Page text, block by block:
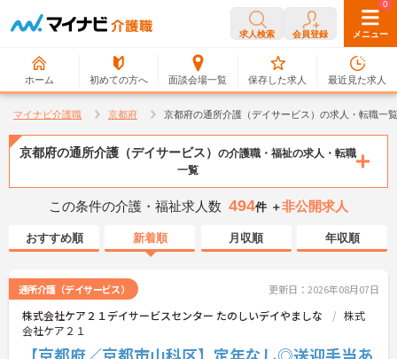
求人検索 会員登録 メニュー
ホーム 初めての方へ 面談会場一覧
0
保存した求人
0
最近見た求人
マイナビ介護職 京都府 京都府の通所介護（デイサービス）の求人・転職一覧
京都府の通所介護（デイサービス） の介護職・福祉の求人・転職
一覧
この条件の介護・福祉求人数 494件 ＋非公開求人
おすすめ順 新着順 月収順 年収順
通所介護（デイサービス） 更新日：2026年08月07日
株式会社ケア２１デイサービスセンター たのしいデイやましな
株式
会社ケア２１